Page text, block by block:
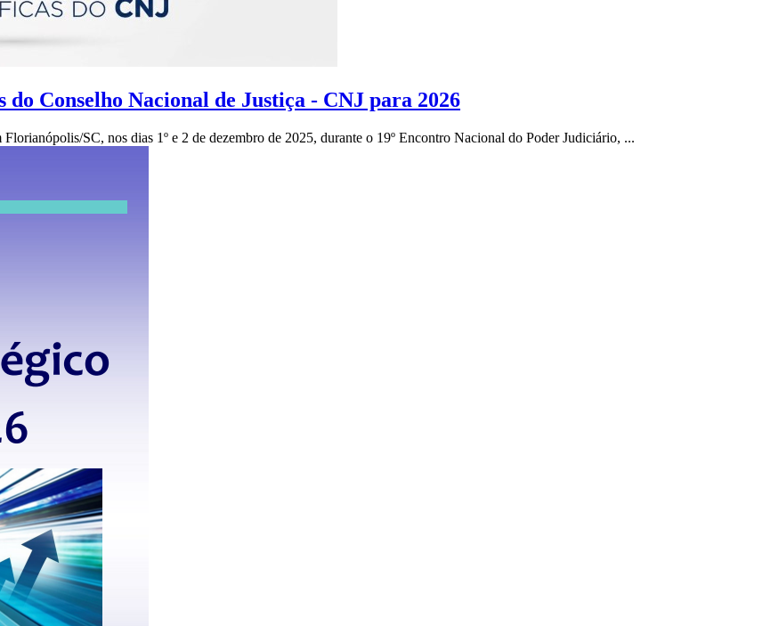
do Conselho Nacional de Justiça - CNJ para 2026
SC, nos dias 1º e 2 de dezembro de 2025, durante o 19º Encontro Nacional do Poder Judiciário, ...